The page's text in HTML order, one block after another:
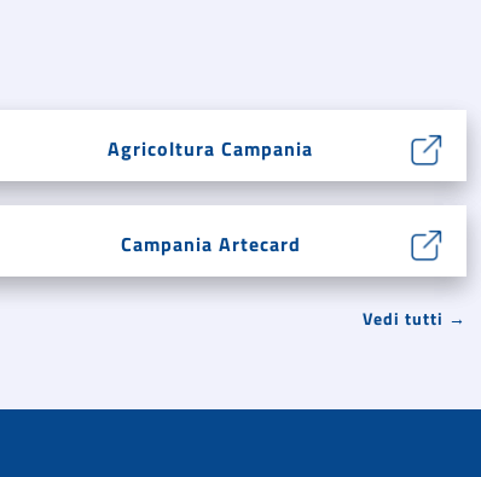
Agricoltura Campania
Campania Artecard
Vedi tutti →